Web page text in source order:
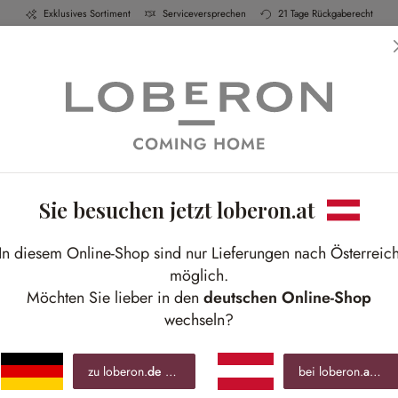
Exklusives Sortiment Serviceversprechen 21 Tage Rückgaberecht
Küche Schlafen Bad
Sie besuchen jetzt loberon.at
In diesem Online-Shop sind nur Lieferungen nach Österreich
möglich.
Möchten Sie lieber in den deutschen Online-Shop
wechseln?
zu loberon.de bei loberon.at